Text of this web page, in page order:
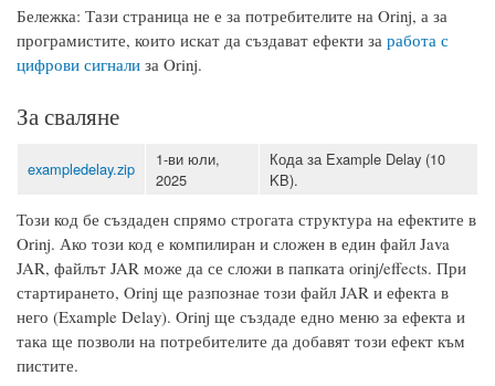
Бележка: Тази страница не е за потребителите на Orinj, а за
програмистите, които искат да създават ефекти за работа с
цифрови сигнали за Orinj.
За сваляне
exampledelay.zip
1-ви юли,
2025
Кода за Example Delay (10
KB).
Този код бе създаден спрямо строгата структура на ефектите в
Orinj. Ако този код е компилиран и сложен в един файл Java
JAR, файлът JAR може да се сложи в папката orinj/effects. При
стартирането, Orinj ще разпознае този файл JAR и ефекта в
него (Example Delay). Orinj ще създаде едно меню за ефекта и
така ще позволи на потребителите да добавят този ефект към
пистите.